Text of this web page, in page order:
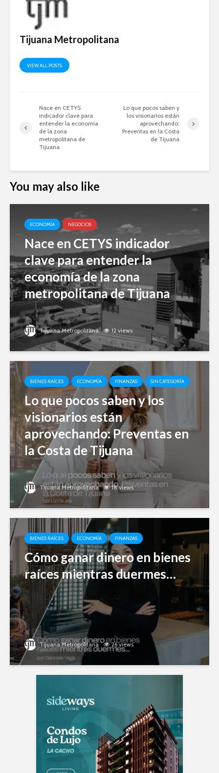
Tijuana Metropolitana
VIEW ALL POSTS
Nace en CETYS
indicador clave para
entender la economía
de la zona
metropolitana de
Tijuana
Lo que pocos saben y
los visionarios están
aprovechando:
Preventas en la Costa
de Tijuana
You may also like
ECONOMÍA NEGOCIOS
Nace en CETYS indicador
clave para entender la
economía de la zona
metropolitana de Tijuana
Tijuana Metropolitana 12 views
BIENES RAÍCES ECONOMÍA FINANZAS SIN CATEGORÍA
Lo que pocos saben y los
visionarios están
aprovechando: Preventas en
la Costa de Tijuana
Tijuana Metropolitana 18 views
BIENES RAÍCES ECONOMÍA FINANZAS
Cómo ganar dinero en bienes
raíces mientras duermes…
Tijuana Metropolitana 26 views